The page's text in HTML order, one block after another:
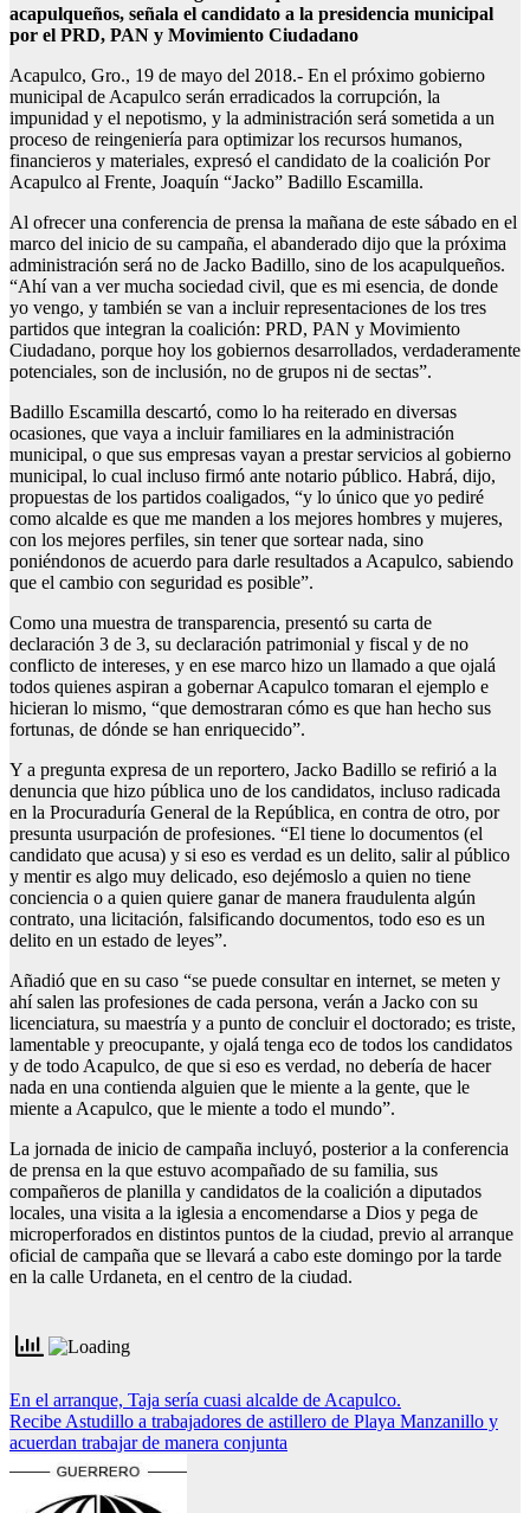
acapulqueños, señala el candidato a la presidencia municipal
por el PRD, PAN y Movimiento Ciudadano
Acapulco, Gro., 19 de mayo del 2018.- En el próximo gobierno
municipal de Acapulco serán erradicados la corrupción, la
impunidad y el nepotismo, y la administración será sometida a un
proceso de reingeniería para optimizar los recursos humanos,
financieros y materiales, expresó el candidato de la coalición Por
Acapulco al Frente, Joaquín “Jacko” Badillo Escamilla.
Al ofrecer una conferencia de prensa la mañana de este sábado en el
marco del inicio de su campaña, el abanderado dijo que la próxima
administración será no de Jacko Badillo, sino de los acapulqueños.
“Ahí van a ver mucha sociedad civil, que es mi esencia, de donde
yo vengo, y también se van a incluir representaciones de los tres
partidos que integran la coalición: PRD, PAN y Movimiento
Ciudadano, porque hoy los gobiernos desarrollados, verdaderamente
potenciales, son de inclusión, no de grupos ni de sectas”.
Badillo Escamilla descartó, como lo ha reiterado en diversas
ocasiones, que vaya a incluir familiares en la administración
municipal, o que sus empresas vayan a prestar servicios al gobierno
municipal, lo cual incluso firmó ante notario público. Habrá, dijo,
propuestas de los partidos coaligados, “y lo único que yo pediré
como alcalde es que me manden a los mejores hombres y mujeres,
con los mejores perfiles, sin tener que sortear nada, sino
poniéndonos de acuerdo para darle resultados a Acapulco, sabiendo
que el cambio con seguridad es posible”.
Como una muestra de transparencia, presentó su carta de
declaración 3 de 3, su declaración patrimonial y fiscal y de no
conflicto de intereses, y en ese marco hizo un llamado a que ojalá
todos quienes aspiran a gobernar Acapulco tomaran el ejemplo e
hicieran lo mismo, “que demostraran cómo es que han hecho sus
fortunas, de dónde se han enriquecido”.
Y a pregunta expresa de un reportero, Jacko Badillo se refirió a la
denuncia que hizo pública uno de los candidatos, incluso radicada
en la Procuraduría General de la República, en contra de otro, por
presunta usurpación de profesiones. “El tiene lo documentos (el
candidato que acusa) y si eso es verdad es un delito, salir al público
y mentir es algo muy delicado, eso dejémoslo a quien no tiene
conciencia o a quien quiere ganar de manera fraudulenta algún
contrato, una licitación, falsificando documentos, todo eso es un
delito en un estado de leyes”.
Añadió que en su caso “se puede consultar en internet, se meten y
ahí salen las profesiones de cada persona, verán a Jacko con su
licenciatura, su maestría y a punto de concluir el doctorado; es triste,
lamentable y preocupante, y ojalá tenga eco de todos los candidatos
y de todo Acapulco, de que si eso es verdad, no debería de hacer
nada en una contienda alguien que le miente a la gente, que le
miente a Acapulco, que le miente a todo el mundo”.
La jornada de inicio de campaña incluyó, posterior a la conferencia
de prensa en la que estuvo acompañado de su familia, sus
compañeros de planilla y candidatos de la coalición a diputados
locales, una visita a la iglesia a encomendarse a Dios y pega de
microperforados en distintos puntos de la ciudad, previo al arranque
oficial de campaña que se llevará a cabo este domingo por la tarde
en la calle Urdaneta, en el centro de la ciudad.
Navegación
de
entradas
En el arranque, Taja sería cuasi alcalde de Acapulco.
Recibe Astudillo a trabajadores de astillero de Playa Manzanillo y
acuerdan trabajar de manera conjunta